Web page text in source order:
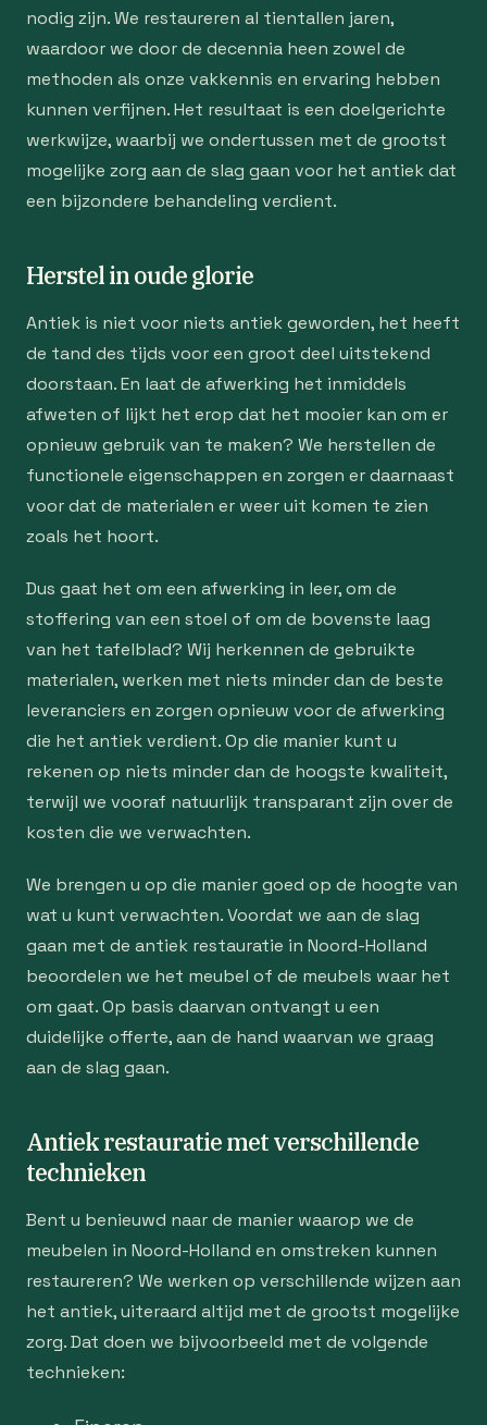
nodig zijn. We restaureren al tientallen jaren,
waardoor we door de decennia heen zowel de
methoden als onze vakkennis en ervaring hebben
kunnen verfijnen. Het resultaat is een doelgerichte
werkwijze, waarbij we ondertussen met de grootst
mogelijke zorg aan de slag gaan voor het antiek dat
een bijzondere behandeling verdient.
Herstel in oude glorie
Antiek is niet voor niets antiek geworden, het heeft
de tand des tijds voor een groot deel uitstekend
doorstaan. En laat de afwerking het inmiddels
afweten of lijkt het erop dat het mooier kan om er
opnieuw gebruik van te maken? We herstellen de
functionele eigenschappen en zorgen er daarnaast
voor dat de materialen er weer uit komen te zien
zoals het hoort.
Dus gaat het om een afwerking in leer, om de
stoffering van een stoel of om de bovenste laag
van het tafelblad? Wij herkennen de gebruikte
materialen, werken met niets minder dan de beste
leveranciers en zorgen opnieuw voor de afwerking
die het antiek verdient. Op die manier kunt u
rekenen op niets minder dan de hoogste kwaliteit,
terwijl we vooraf natuurlijk transparant zijn over de
kosten die we verwachten.
We brengen u op die manier goed op de hoogte van
wat u kunt verwachten. Voordat we aan de slag
gaan met de antiek restauratie in Noord-Holland
beoordelen we het meubel of de meubels waar het
om gaat. Op basis daarvan ontvangt u een
duidelijke offerte, aan de hand waarvan we graag
aan de slag gaan.
Antiek restauratie met verschillende
technieken
Bent u benieuwd naar de manier waarop we de
meubelen in Noord-Holland en omstreken kunnen
restaureren? We werken op verschillende wijzen aan
het antiek, uiteraard altijd met de grootst mogelijke
zorg. Dat doen we bijvoorbeeld met de volgende
technieken: